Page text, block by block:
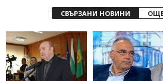
СВЪРЗАНИ НОВИНИ